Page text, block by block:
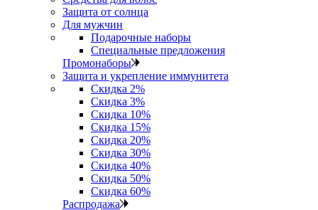
Защита от солнца
Для мужчин
Подарочные наборы
Специальные предложения
Промонаборы
Защита и укрепление иммунитета
Скидка 2%
Скидка 3%
Скидка 10%
Скидка 15%
Скидка 20%
Скидка 30%
Скидка 40%
Скидка 50%
Скидка 60%
Распродажа